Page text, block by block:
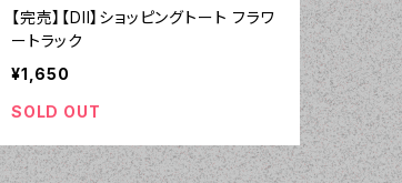
【完売】【DII】ショッピングトート フラワ
ートラック
¥1,650
SOLD OUT